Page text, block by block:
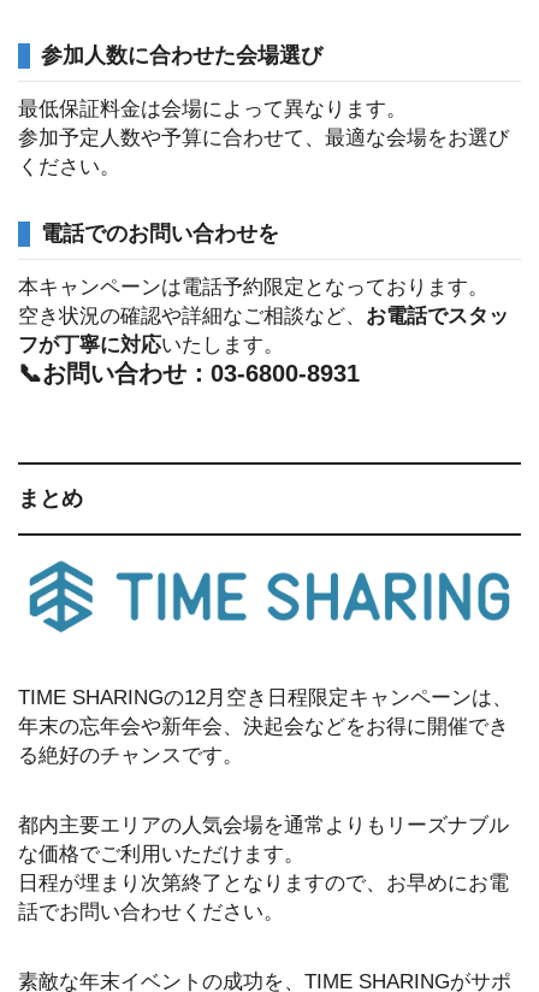
参加人数に合わせた会場選び
最低保証料金は会場によって異なります。
参加予定人数や予算に合わせて、最適な会場をお選び
ください。
電話でのお問い合わせを
本キャンペーンは電話予約限定となっております。
空き状況の確認や詳細なご相談など、 お電話でスタッ
フが丁寧に対応いたします。
📞お問い合わせ：03-6800-8931
まとめ
TIME SHARINGの12月空き日程限定キャンペーンは、
年末の忘年会や新年会、決起会などをお得に開催でき
る絶好のチャンスです。
都内主要エリアの人気会場を通常よりもリーズナブル
な価格でご利用いただけます。
日程が埋まり次第終了となりますので、お早めにお電
話でお問い合わせください。
素敵な年末イベントの成功を、TIME SHARINGがサポ